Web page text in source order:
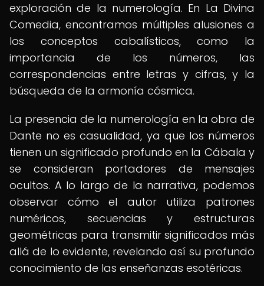
exploración de la numerología. En La Divina
Comedia, encontramos múltiples alusiones a
los conceptos cabalísticos, como la
importancia de los números, las
correspondencias entre letras y cifras, y la
búsqueda de la armonía cósmica.
La presencia de la numerología en la obra de
Dante no es casualidad, ya que los números
tienen un significado profundo en la Cábala y
se consideran portadores de mensajes
ocultos. A lo largo de la narrativa, podemos
observar cómo el autor utiliza patrones
numéricos, secuencias y estructuras
geométricas para transmitir significados más
allá de lo evidente, revelando así su profundo
conocimiento de las enseñanzas esotéricas.